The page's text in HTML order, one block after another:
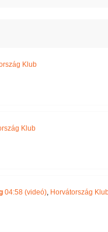
Klub
Klub
04:58 (videó), Horvátország